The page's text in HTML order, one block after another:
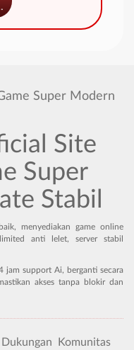
Super Modern
Site
Super
Stabil
menyediakan game online
anti lelet, server stabil
jam support Ai, berganti secara
akses tanpa blokir dan
Dukungan Komunitas